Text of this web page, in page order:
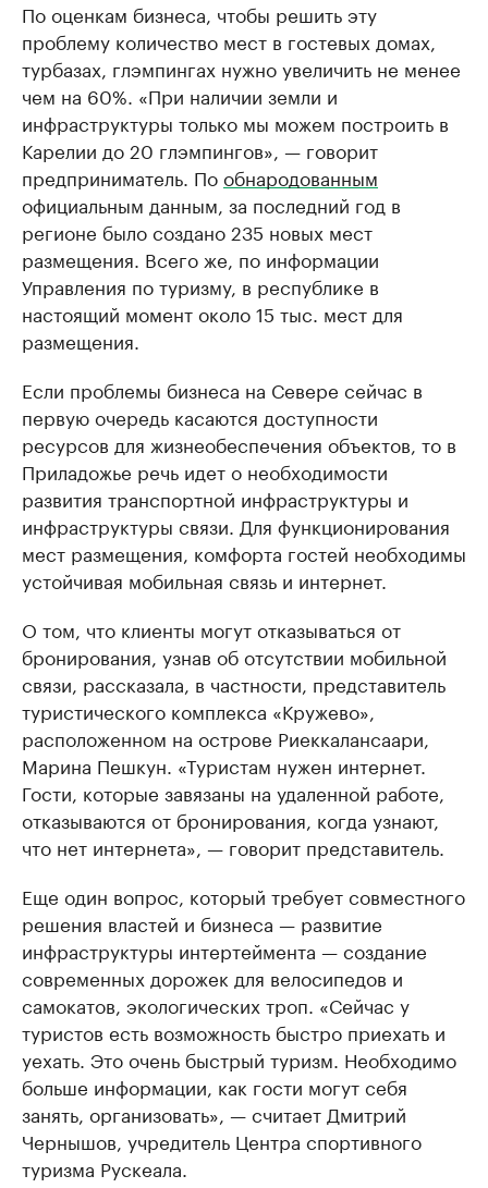
По оценкам бизнеса, чтобы решить эту
проблему количество мест в гостевых домах,
турбазах, глэмпингах нужно увеличить не менее
чем на 60%. «При наличии земли и
инфраструктуры только мы можем построить в
Карелии до 20 глэмпингов», — говорит
предприниматель. Пообнародованным
официальным данным, за последний год в
регионе было создано 235 новых мест
размещения. Всего же, по информации
Управления по туризму, в республике в
настоящий момент около 15 тыс. мест для
размещения.
Если проблемы бизнеса на Севере сейчас в
первую очередь касаются доступности
ресурсов для жизнеобеспечения объектов, то в
Приладожье речь идет о необходимости
развития транспортной инфраструктуры и
инфраструктуры связи. Для функционирования
мест размещения, комфорта гостей необходимы
устойчивая мобильная связь и интернет.
О том, что клиенты могут отказываться от
бронирования, узнав об отсутствии мобильной
связи, рассказала, в частности, представитель
туристического комплекса «Кружево»,
расположенном на острове Риеккалансаари,
Марина Пешкун. «Туристам нужен интернет.
Гости, которые завязаны на удаленной работе,
отказываются от бронирования, когда узнают,
что нет интернета», — говорит представитель.
Еще один вопрос, который требует совместного
решения властей и бизнеса — развитие
инфраструктуры интертеймента — создание
современных дорожек для велосипедов и
самокатов, экологических троп. «Сейчас у
туристов есть возможность быстро приехать и
уехать. Это очень быстрый туризм. Необходимо
больше информации, как гости могут себя
занять, организовать», — считает Дмитрий
Чернышов, учредитель Центра спортивного
туризма Рускеала.